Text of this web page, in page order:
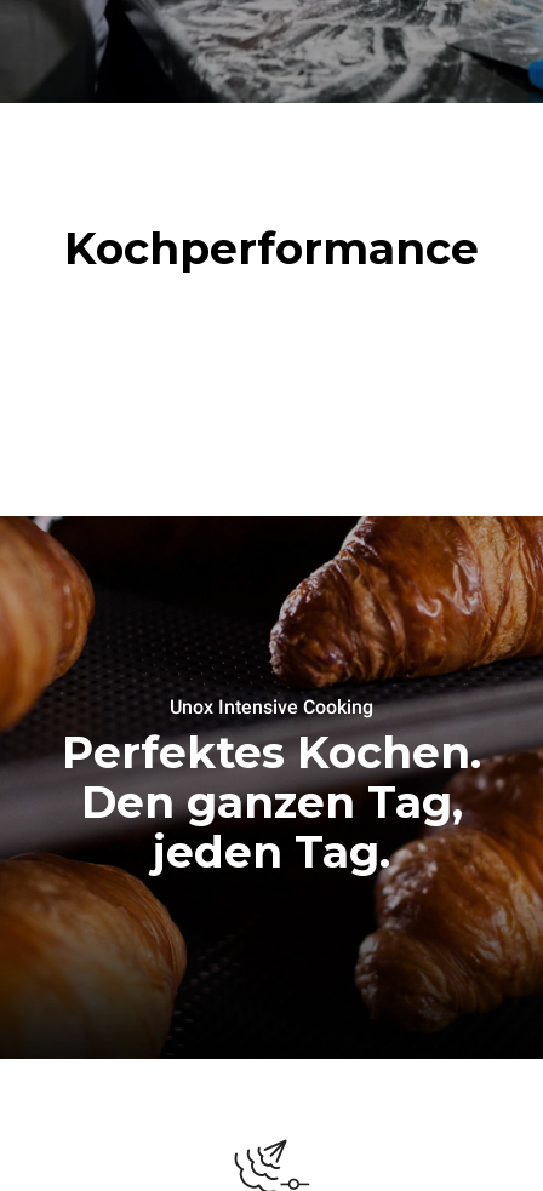
Kochperformance
Unox Intensive Cooking
Perfektes Kochen.
Den ganzen Tag,
jeden Tag.